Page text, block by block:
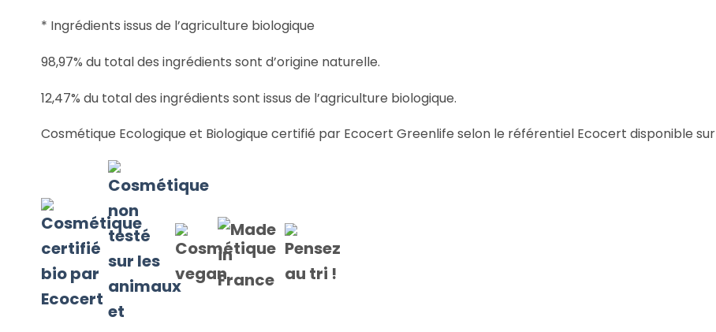
* Ingrédients issus de l’agriculture biologique
98,97% du total des ingrédients sont d’origine naturelle.
12,47% du total des ingrédients sont issus de l’agriculture biologique.
Cosmétique Ecologique et Biologique certifié par Ecocert Greenlife selon le référentiel Ecocert disponible sur